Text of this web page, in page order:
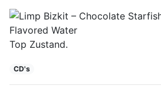
Top Zustand.
CD's